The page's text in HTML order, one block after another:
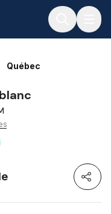
Québec